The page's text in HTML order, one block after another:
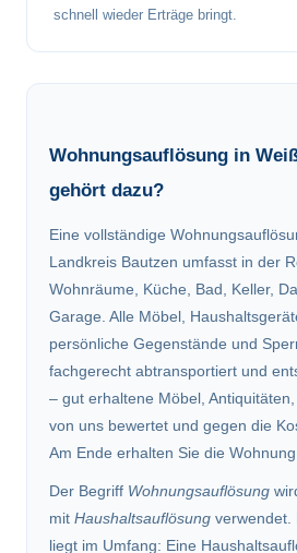
schnell wieder Erträge bringt.
Wohnungsauflösung in
gehört dazu?
Eine vollständige
Landkreis Bautzen umfasst in der
Wohnräume, Küche, Bad, Keller,
Garage. Alle Möbel,
persönliche Gegenstände und
fachgerecht abtransportiert und
– gut erhaltene Möbel,
von uns bewertet und gegen die
Am Ende erhalten Sie die
Der Begriff Wohnungsauflösung
mit Haushaltsauflösung verwendet.
liegt im Umfang: Eine